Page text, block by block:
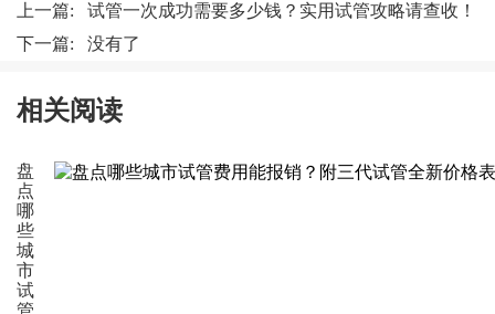
上一篇: 试管一次成功需要多少钱？实用试管攻略请查收！
下一篇: 没有了
相关阅读
盘
点
哪
些
城
市
试
管